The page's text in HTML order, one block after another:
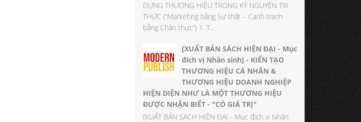
DỰNG THƯƠNG HIỆU TRONG KỶ NGUYÊN TRI
THỨC (“Marketing bằng Sự thật – Cạnh tranh
bằng Chân thực”) 1. T...
[XUẤT BẢN SÁCH HIỆN ĐẠI - Mục
đích vị Nhân sinh] - KIẾN TẠO
THƯƠNG HIỆU CÁ NHÂN &
THƯƠNG HIỆU DOANH NGHIỆP
HIỆN DIỆN NHƯ LÀ MỘT THƯƠNG HIỆU
ĐƯỢC NHẬN BIẾT - "CÓ GIÁ TRỊ"
[XUẤT BẢN SÁCH HIỆN ĐẠI - Mục đích vị Nhân